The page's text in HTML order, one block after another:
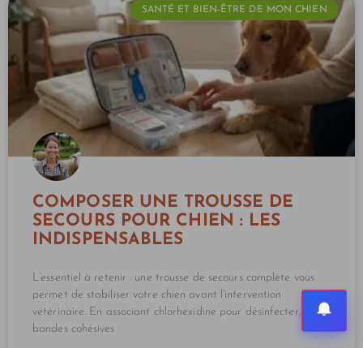
SANTÉ ET BIEN-ÊTRE DE MON CHIEN
COMPOSER UNE TROUSSE DE
SECOURS POUR CHIEN : LES
INDISPENSABLES
L’essentiel à retenir : une trousse de secours complète vous
permet de stabiliser votre chien avant l’intervention
vétérinaire. En associant chlorhexidine pour désinfecter,
bandes cohésives